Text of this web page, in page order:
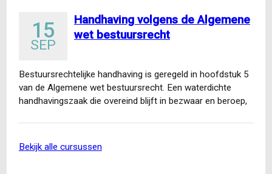
15
SEP
Handhaving volgens de Algemene
wet bestuursrecht
Bestuursrechtelijke handhaving is geregeld in hoofdstuk 5
van de Algemene wet bestuursrecht. Een waterdichte
handhavingszaak die overeind blijft in bezwaar en beroep,
bekijk alle cursussen